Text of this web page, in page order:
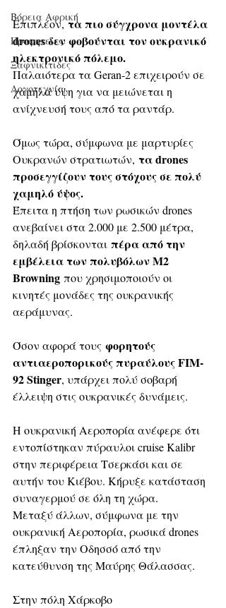
Βόρεια Αφρική
Προφητείες
Ξαφνικίτιδες
Λογοτεχνία
Επιπλέον, τα πιο σύγχρονα μοντέλα
drones δεν φοβούνται τον ουκρανικό
ηλεκτρονικό πόλεμο.
Παλαιότερα τα Geran-2 επιχειρούν σε
χαμηλά ύψη για να μειώνεται η
ανίχνευσή τους από τα ραντάρ.
Όμως τώρα, σύμφωνα με μαρτυρίες
Ουκρανών στρατιωτών, τα drones
προσεγγίζουν τους στόχους σε πολύ
χαμηλό ύψος.
Έπειτα η πτήση των ρωσικών drones
ανεβαίνει στα 2.000 με 2.500 μέτρα,
δηλαδή βρίσκονται πέρα από την
εμβέλεια των πολυβόλων M2
Browning που χρησιμοποιούν οι
κινητές μονάδες της ουκρανικής
αεράμυνας.
Όσον αφορά τους φορητούς
αντιαεροπορικούς πυραύλους FIM-
92 Stinger, υπάρχει πολύ σοβαρή
έλλειψη στις ουκρανικές δυνάμεις.
Η ουκρανική Αεροπορία ανέφερε ότι
εντοπίστηκαν πύραυλοι cruise Kalibr
στην περιφέρεια Τσερκάσι και σε
αυτήν του Κιέβου. Κήρυξε κατάσταση
συναγερμού σε όλη τη χώρα.
Μεταξύ άλλων, σύμφωνα με την
ουκρανική Αεροπορία, ρωσικά drones
έπληξαν την Οδησσό από την
κατεύθυνση της Μαύρης Θάλασσας.
Στην πόλη Χάρκοβο